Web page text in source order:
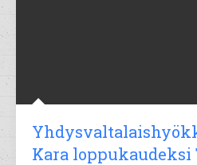
Kara loppukaudeksi